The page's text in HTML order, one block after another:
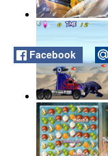
Facebook